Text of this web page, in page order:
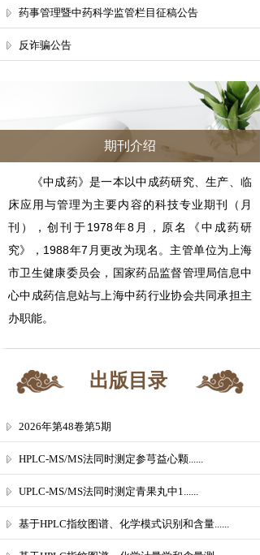
药事管理暨中药科学监管栏目征稿公告
反诈骗公告
《中成药》是一本以中成药研究、生产、临
床应用与管理为主要内容的科技专业期刊（月
刊），创刊于1978年8月，原名《中成药研
究》，1988年7月更改为现名。主管单位为上海
市卫生健康委员会，国家药品监督管理局信息中
心中成药信息站与上海中药行业协会共同承担主
办职能。
期刊介绍
出版目录
2026年第48卷第5期
HPLC-MS/MS法同时测定参芎益心颗......
UPLC-MS/MS法同时测定青果丸中1......
基于HPLC指纹图谱、化学模式识别和含量......